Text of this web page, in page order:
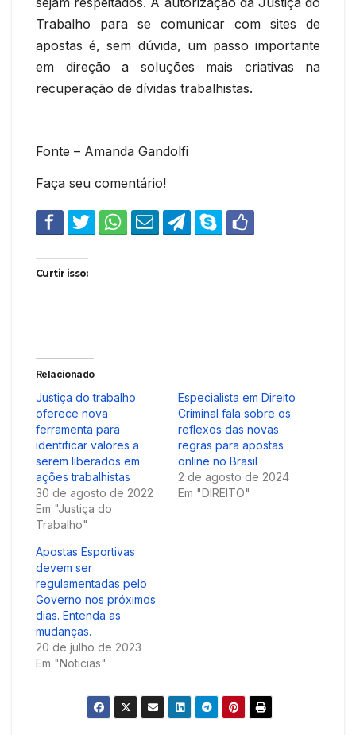
Trabalho para se comunicar com sites de
apostas é, sem dúvida, um passo importante
em direção a soluções mais criativas na
recuperação de dívidas trabalhistas.
Fonte – Amanda Gandolfi
Faça seu comentário!
Curtir isso:
Relacionado
Justiça do trabalho
oferece nova
ferramenta para
identificar valores a
serem liberados em
ações trabalhistas
30 de agosto de 2022
Em "Justiça do
Trabalho"
Especialista em Direito
Criminal fala sobre os
reflexos das novas
regras para apostas
online no Brasil
2 de agosto de 2024
Em "DIREITO"
Apostas Esportivas
devem ser
regulamentadas pelo
Governo nos próximos
dias. Entenda as
mudanças.
20 de julho de 2023
Em "Noticias"